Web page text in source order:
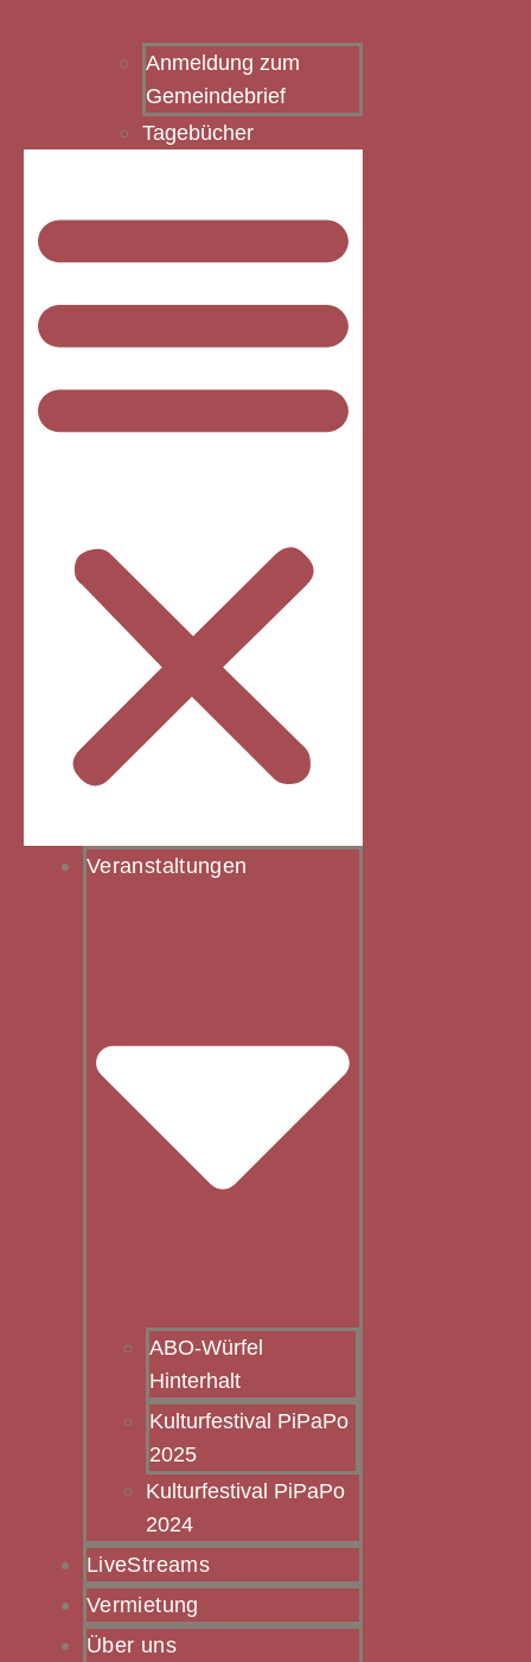
Anmeldung zum
Gemeindebrief
Tagebücher
Veranstaltungen
ABO-Würfel
Hinterhalt
Kulturfestival PiPaPo
2025
Kulturfestival PiPaPo
2024
LiveStreams
Vermietung
Über uns